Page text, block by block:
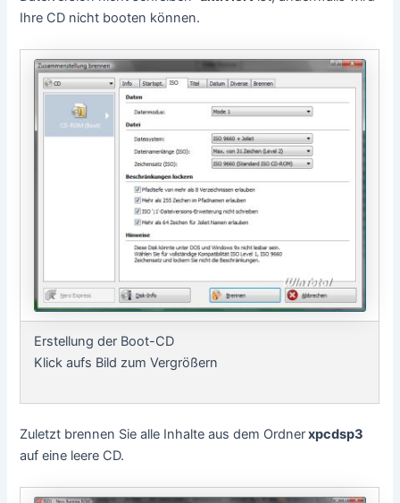
Ihre CD nicht booten können.
Erstellung der Boot-CD
Klick aufs Bild zum Vergrößern
Zuletzt brennen Sie alle Inhalte aus dem Ordnerxpcdsp3
auf eine leere CD.